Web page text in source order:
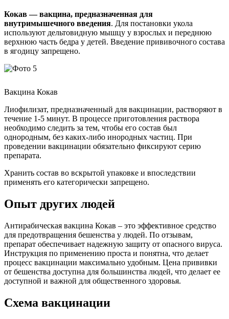
Кокав — вакцина, предназначенная для
внутримышечного введения. Для постановки укола
используют дельтовидную мышцу у взрослых и переднюю
верхнюю часть бедра у детей. Введение прививочного состава
в ягодицу запрещено.
Вакцина Кокав
Лиофилизат, предназначенный для вакцинации, растворяют в
течение 1-5 минут. В процессе приготовления раствора
необходимо следить за тем, чтобы его состав был
однородным, без каких-либо инородных частиц. При
проведении вакцинации обязательно фиксируют серию
препарата.
Хранить состав во вскрытой упаковке и впоследствии
применять его категорически запрещено.
Опыт других людей
Антирабическая вакцина Кокав – это эффективное средство
для предотвращения бешенства у людей. По отзывам,
препарат обеспечивает надежную защиту от опасного вируса.
Инструкция по применению проста и понятна, что делает
процесс вакцинации максимально удобным. Цена прививки
от бешенства доступна для большинства людей, что делает ее
доступной и важной для общественного здоровья.
Схема вакцинации